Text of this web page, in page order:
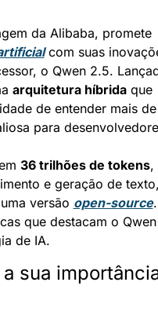
da Alibaba, promete
com suas
o Qwen 2.5.
arquitetura híbrida que
de entender mais de
para
36 trilhões de tokens,
e geração de
versão open-source
que destacam o
de IA.
sua